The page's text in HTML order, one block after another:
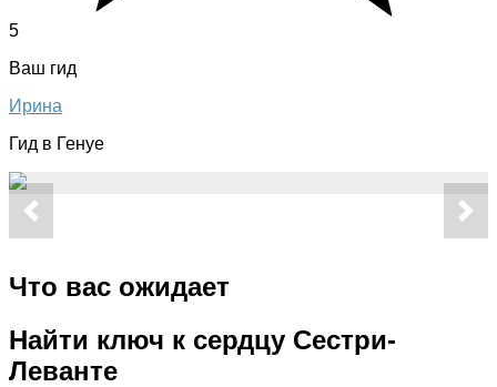
5
Ваш гид
Ирина
Гид в Генуе
Что вас ожидает
Найти ключ к сердцу Сестри-
Леванте